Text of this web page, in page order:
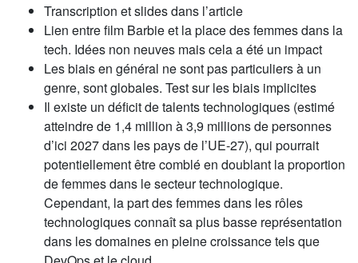
Transcription et slides dans l’article
Lien entre film Barbie et la place des femmes dans la
tech. Idées non neuves mais cela a été un impact
Les biais en général ne sont pas particuliers à un
genre, sont globales. Test sur les biais implicites
Il existe un déficit de talents technologiques (estimé
atteindre de 1,4 million à 3,9 millions de personnes
d’ici 2027 dans les pays de l’UE-27), qui pourrait
potentiellement être comblé en doublant la proportion
de femmes dans le secteur technologique.
Cependant, la part des femmes dans les rôles
technologiques connaît sa plus basse représentation
dans les domaines en pleine croissance tels que